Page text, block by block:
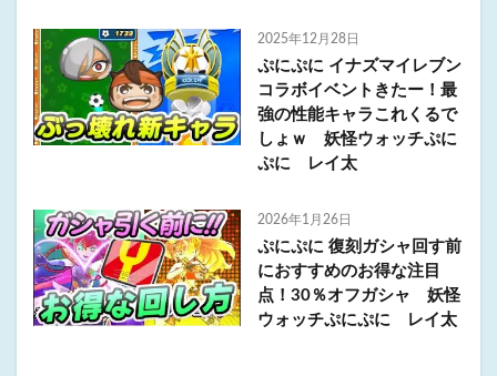
2025年12月28日
ぷにぷに イナズマイレブン
コラボイベントきたー！最
強の性能キャラこれくるで
しょｗ 妖怪ウォッチぷに
ぷに レイ太
2026年1月26日
ぷにぷに 復刻ガシャ回す前
におすすめのお得な注目
点！30％オフガシャ 妖怪
ウォッチぷにぷに レイ太